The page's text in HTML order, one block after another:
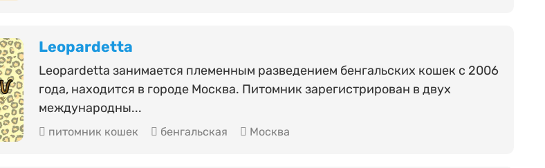
Leopardetta
Leopardetta занимается племенным разведением бенгальских кошек с 2006
года, находится в городе Москва. Питомник зарегистрирован в двух
международны...
питомник кошек бенгальская Москва